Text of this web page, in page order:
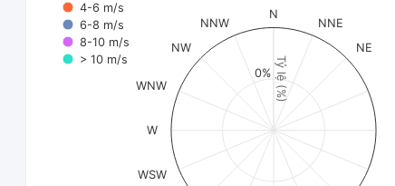
Tỷ lệ (%)
4-6 m/s
6-8 m/s
8-10 m/s
> 10 m/s
N
NNE
NE
WSW
W
WNW
NW
NNW
0%